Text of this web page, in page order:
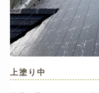
上塗り中